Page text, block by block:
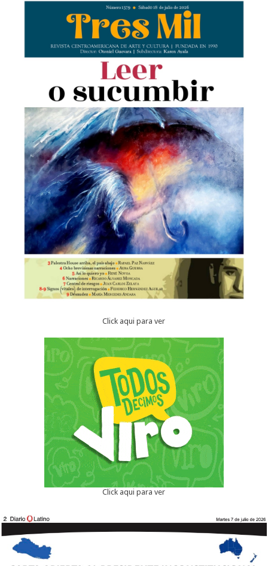
Click aqui para ver
Click aqui para ver